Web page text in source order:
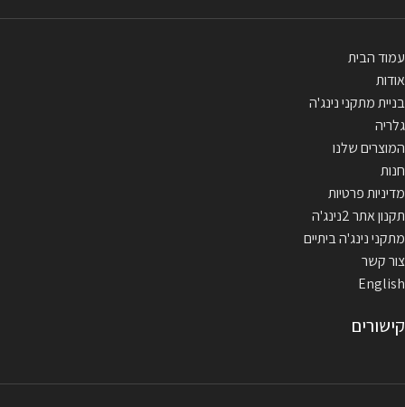
עמוד הבית
אודות
בניית מתקני נינג'ה
גלריה
המוצרים שלנו
חנות
מדיניות פרטיות
תקנון אתר 2נינג'ה
מתקני נינג'ה ביתיים
צור קשר
English
קישורים